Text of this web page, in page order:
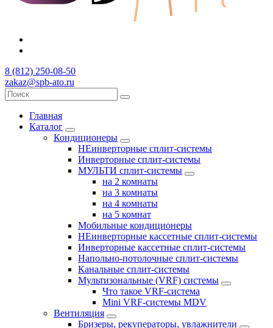
8 (812) 250-08-50
zakaz@spb-ato.ru
Главная
Каталог
Кондиционеры
НЕинверторные сплит-системы
Инверторные сплит-системы
МУЛЬТИ сплит-системы
на 2 комнаты
на 3 комнаты
на 4 комнаты
на 5 комнат
Мобильные кондиционеры
НЕинверторные кассетные сплит-системы
Инверторные кассетные сплит-системы
Напольно-потолочные сплит-системы
Канальные сплит-системы
Мультизональные (VRF) системы
Что такое VRF-система
Mini VRF-системы MDV
Вентиляция
Бризеры, рекуператоры, увлажнители